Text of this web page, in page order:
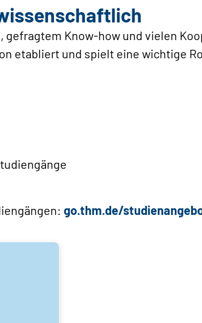
gefragtem Know-how und vielen
etabliert und spielt eine wichtige
go.thm.de/